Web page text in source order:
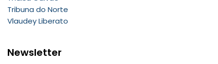
Tribuna do Norte
Vlaudey Liberato
Newsletter